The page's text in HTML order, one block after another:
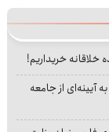
خلاقانه خریداریم!
آیینه‌ای از جامعه